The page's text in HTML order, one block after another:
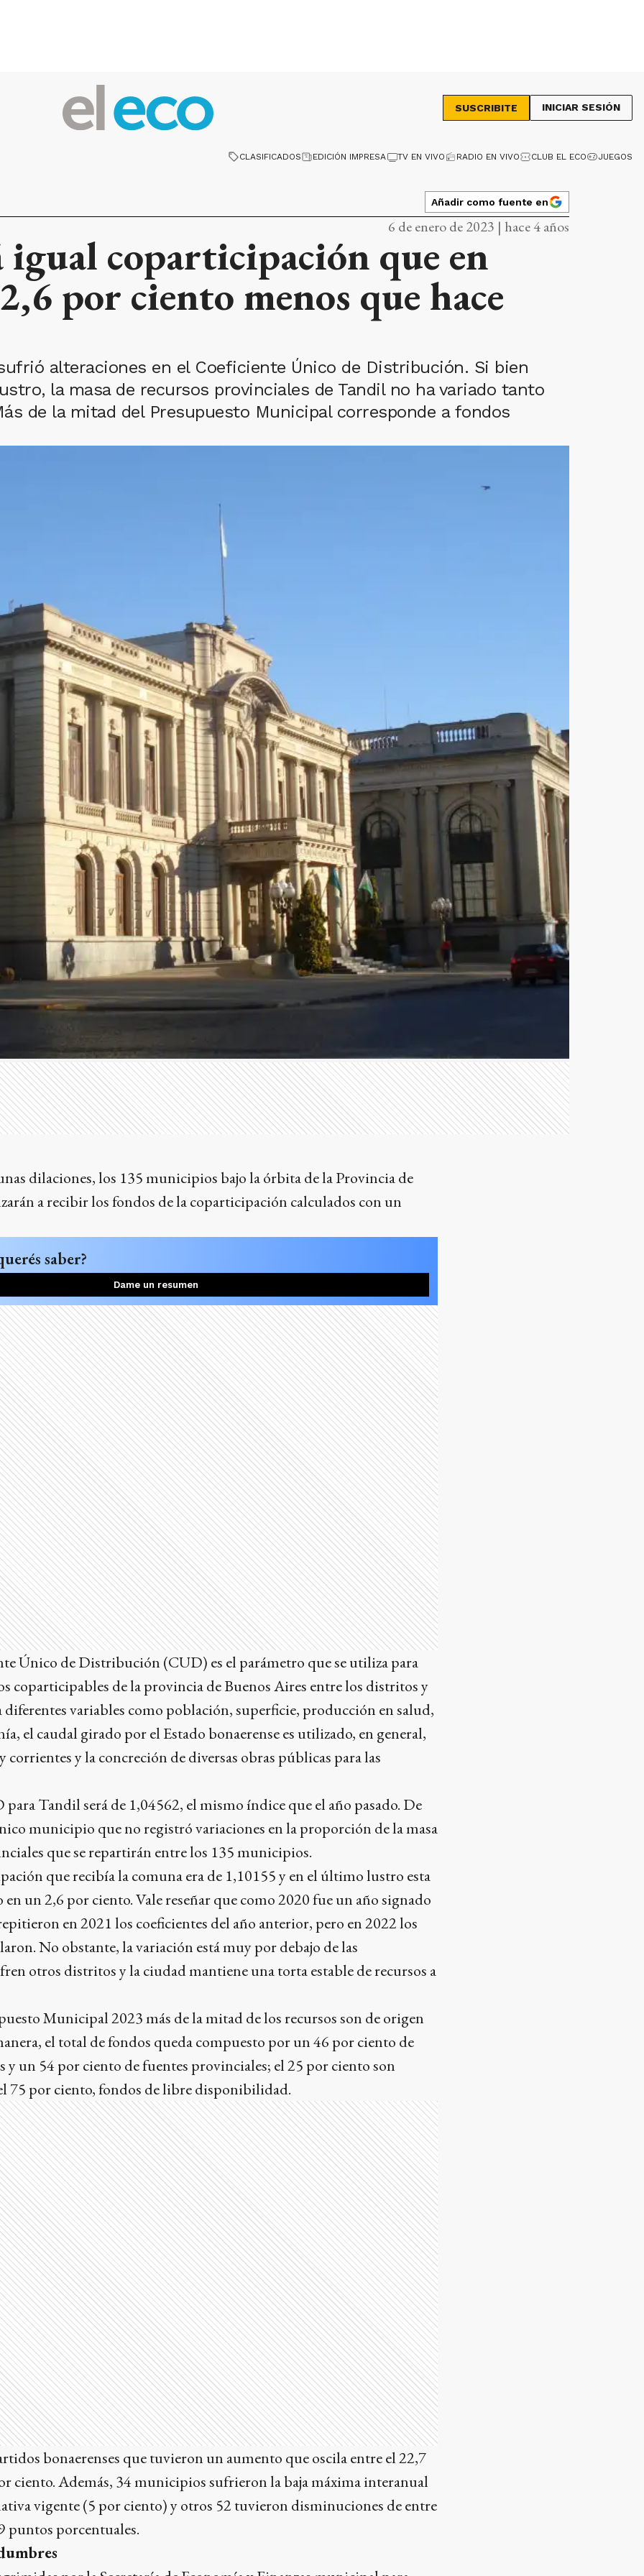
SUSCRIBITE INICIAR SESIÓN
CLASIFICADOS EDICIÓN IMPRESA TV EN VIVO RADIO EN VIVO CLUB EL ECO JUEGOS
Añadir como fuente en
6 de enero de 2023 | hace 4 años
coparticipación que en
por ciento menos que hace
alteraciones en el Coeficiente Único de Distribución. Si bien
la masa de recursos provinciales de Tandil no ha variado tanto
de la mitad del Presupuesto Municipal corresponde a fondos
dilaciones, los 135 municipios bajo la órbita de la Provincia de
a recibir los fondos de la coparticipación calculados con un
saber?
Dame un resumen
Único de Distribución (CUD) es el parámetro que se utiliza para
coparticipables de la provincia de Buenos Aires entre los distritos y
diferentes variables como población, superficie, producción en salud,
el caudal girado por el Estado bonaerense es utilizado, en general,
corrientes y la concreción de diversas obras públicas para las
Tandil será de 1,04562, el mismo índice que el año pasado. De
municipio que no registró variaciones en la proporción de la masa
que se repartirán entre los 135 municipios.
que recibía la comuna era de 1,10155 y en el último lustro esta
un 2,6 por ciento. Vale reseñar que como 2020 fue un año signado
en 2021 los coeficientes del año anterior, pero en 2022 los
No obstante, la variación está muy por debajo de las
otros distritos y la ciudad mantiene una torta estable de recursos a
Municipal 2023 más de la mitad de los recursos son de origen
el total de fondos queda compuesto por un 46 por ciento de
y un 54 por ciento de fuentes provinciales; el 25 por ciento son
75 por ciento, fondos de libre disponibilidad.
bonaerenses que tuvieron un aumento que oscila entre el 22,7
ciento. Además, 34 municipios sufrieron la baja máxima interanual
vigente (5 por ciento) y otros 52 tuvieron disminuciones de entre
puntos porcentuales.